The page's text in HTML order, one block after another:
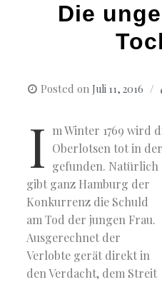
Die
Posted on Juli 11, 2016
I m Winter 1769 wird
Oberlotsen tot in
gefunden. Natürlich
gibt ganz Hamburg der
Konkurrenz die Schuld
am Tod der jungen Frau.
Ausgerechnet der
Verlobte gerät direkt in
den Verdacht, dem Streit